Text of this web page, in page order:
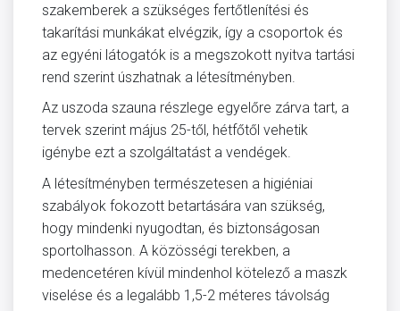
szakemberek a szükséges fertőtlenítési és
takarítási munkákat elvégzik, így a csoportok és
az egyéni látogatók is a megszokott nyitva tartási
rend szerint úszhatnak a létesítményben.
Az uszoda szauna részlege egyelőre zárva tart, a
tervek szerint május 25-től, hétfőtől vehetik
igénybe ezt a szolgáltatást a vendégek.
A létesítményben természetesen a higiéniai
szabályok fokozott betartására van szükség,
hogy mindenki nyugodtan, és biztonságosan
sportolhasson. A közösségi terekben, a
medencetéren kívül mindenhol kötelező a maszk
viselése és a legalább 1,5-2 méteres távolság